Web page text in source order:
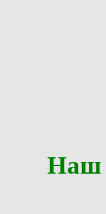
Наш